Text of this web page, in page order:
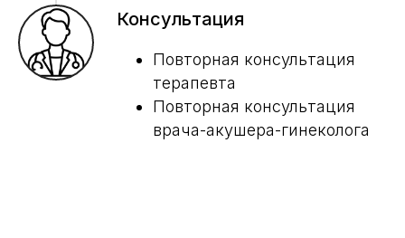
Консультация
Повторная консультация
терапевта
Повторная консультация
врача-акушера-гинеколога